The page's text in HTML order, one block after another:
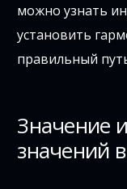
можно узнать
установить
правильный
Значение
значений